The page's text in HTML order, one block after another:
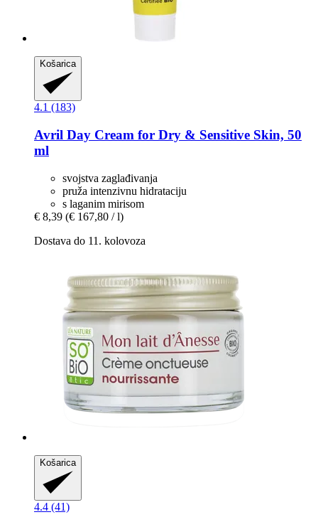
Košarica
4.1 (183)
Avril Day Cream for Dry & Sensitive Skin, 50
ml
svojstva zaglađivanja
pruža intenzivnu hidrataciju
s laganim mirisom
€ 8,39 (€ 167,80 / l)
Dostava do 11. kolovoza
Košarica
4.4 (41)